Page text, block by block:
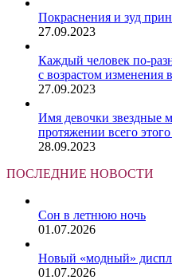
Покраснения и зуд
27.09.2023
Каждый человек по-
с возрастом изменения
27.09.2023
Имя девочки звездные
протяжении всего
28.09.2023
ПОСЛЕДНИЕ НОВОСТИ
Сон в летнюю ночь
01.07.2026
Новый «модный»
01.07.2026